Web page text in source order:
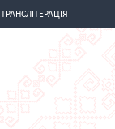
ТРАНСЛІТЕРАЦІЯ